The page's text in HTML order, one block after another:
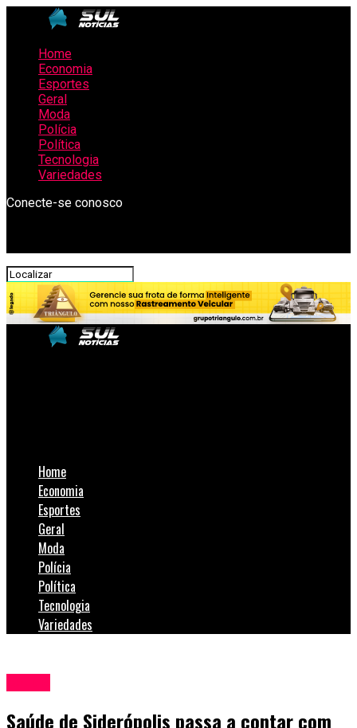
Home
Economia
Esportes
Geral
Moda
Polícia
Política
Tecnologia
Variedades
Conecte-se conosco
Home
Economia
Esportes
Geral
Moda
Polícia
Política
Tecnologia
Variedades
Saúde de Siderópolis passa a contar com